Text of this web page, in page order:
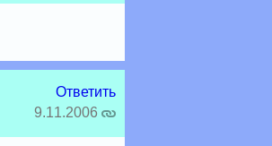
Ответить
9.11.2006